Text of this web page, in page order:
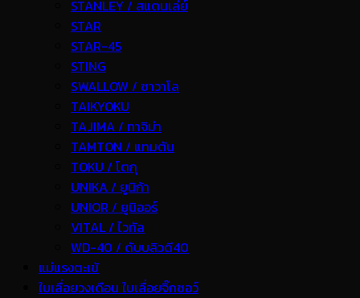
STANLEY / สแตนเล่ย์
STAR
STAR-45
STING
SWALLOW / ซาวาโล
TAIKYOKU
TAJIMA / ทาจิม่า
TAMTON / แทมตัน
TOKU / โตกุ
UNIKA / ยูนิก้า
UNIOR / ยูนิออร์
VITAL / ไวทัล
WD-40 / ดับบลิวดี40
แม่แรงตะเข้
ใบเลื่อยวงเดือน ใบเลื่อยจิ๊กซอว์